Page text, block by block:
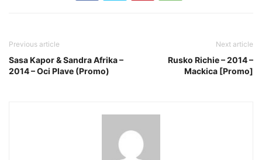
Previous article
Sasa Kapor & Sandra Afrika –
2014 – Oci Plave (Promo)
Next article
Rusko Richie – 2014 –
Mackica [Promo]